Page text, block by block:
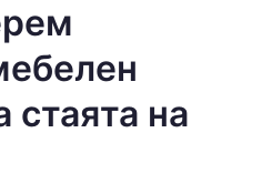
стаята на